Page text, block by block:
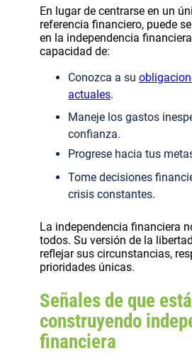
En lugar de centrarse en un
referencia financiero, puede
en la independencia
capacidad de:
Conozca a su
actuales.
Maneje los gastos
confianza.
Progrese hacia tus
Tome decisiones
crisis constantes.
La independencia financiera
todos. Su versión de la
reflejar sus circunstancias,
prioridades únicas.
Señales de que está
construyendo
financiera